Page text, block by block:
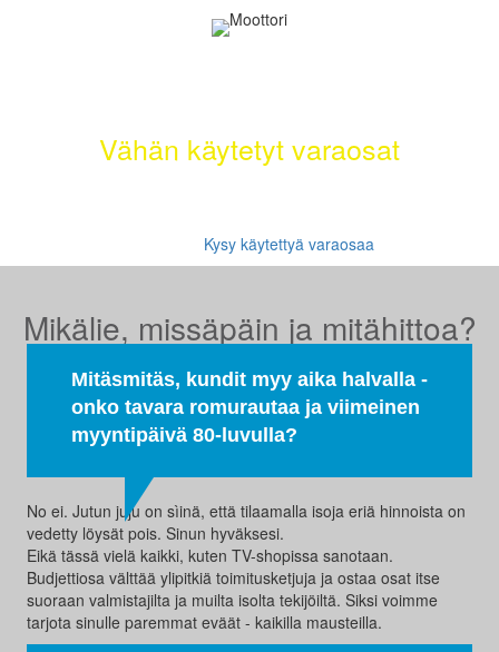
Vähän käytetyt varaosat
Kysy käytettyä varaosaa
Mikälie, missäpäin ja mitähittoa?
Mitäsmitäs, kundit myy aika halvalla -
onko tavara romurautaa ja viimeinen
myyntipäivä 80-luvulla?
No ei. Jutun juju on sìinä, että tilaamalla isoja eriä hinnoista on
vedetty löysät pois. Sinun hyväksesi.
Eikä tässä vielä kaikki, kuten TV-shopissa sanotaan.
Budjettiosa välttää ylipitkiä toimitusketjuja ja ostaa osat itse
suoraan valmistajilta ja muilta isolta tekijöiltä. Siksi voimme
tarjota sinulle paremmat eväät - kaikilla mausteilla.